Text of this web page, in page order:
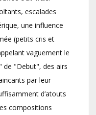
escalades
une influence
(petits cris et
vaguement le
de "Debut", des airs
par leur
d’atouts
compositions